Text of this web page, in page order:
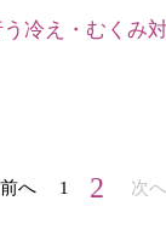
冷え・むくみ
前へ 1 2 次へ